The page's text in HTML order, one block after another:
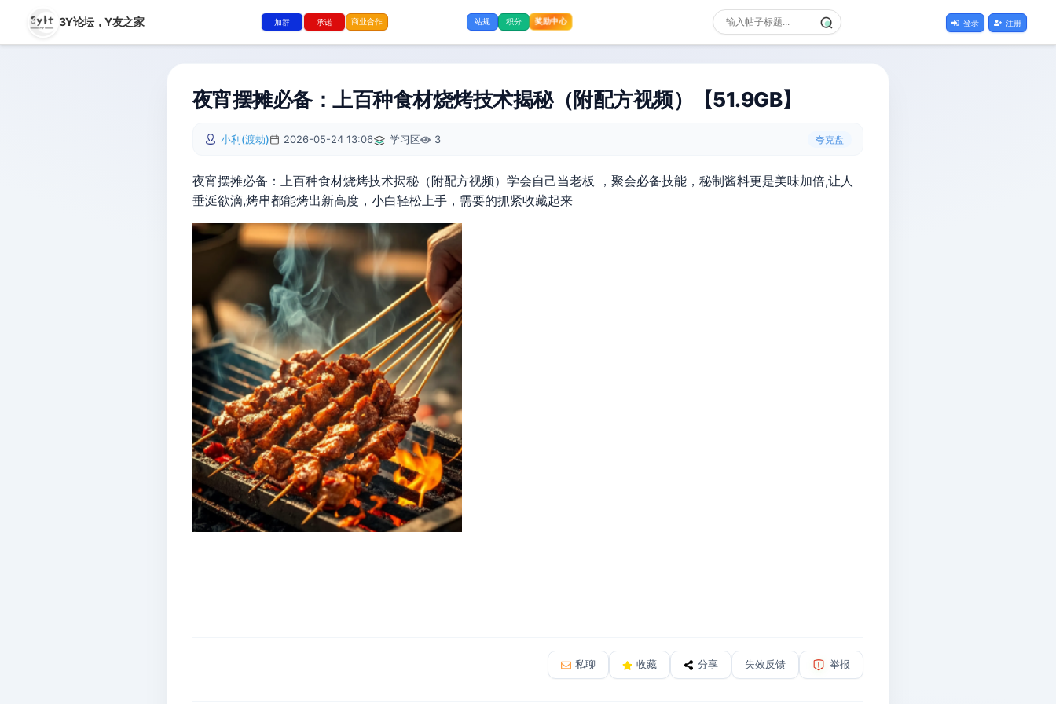
3Y论坛，Y友之家 加群 承诺 商业合作 站规 积分 奖励中心 登录 注册
夜宵摆摊必备：上百种食材烧烤技术揭秘（附配方视频）【51.9GB】
小利(渡劫) 2026-05-24 13:06 学习区 3 夸克盘
夜宵摆摊必备：上百种食材烧烤技术揭秘（附配方视频）学会自己当老板 ，聚会必备技能，秘制酱料更是美味加倍,让人
垂涎欲滴,烤串都能烤出新高度，小白轻松上手，需要的抓紧收藏起来
私聊 收藏 分享 失效反馈 举报